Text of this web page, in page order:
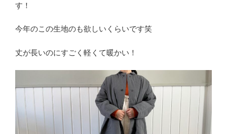
す！
今年のこの生地のも欲しいくらいです笑
丈が長いのにすごく軽くて暖かい！